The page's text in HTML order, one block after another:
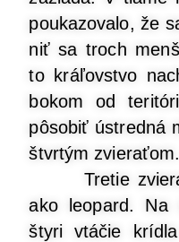
pou­ka­zo­va­lo, že
niť sa troch
to krá­ľov­stvo
bokom od
pôso­biť ústred­ná
štvr­tým zvieraťom.
Tre­tie zvie­ra
ako leopard. Na
šty­ri vtá­čie